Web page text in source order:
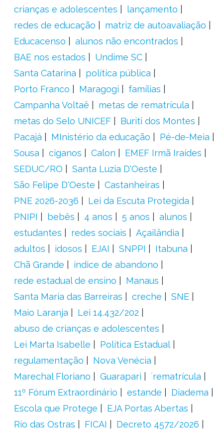
crianças e adolescentes
lançamento
redes de educação
matriz de autoavaliação
Educacenso
alunos não encontrados
BAE nos estados
Undime SC
Santa Catarina
política pública
Porto Franco
Maragogi
famílias
Campanha Voltaê
metas de rematrícula
metas do Selo UNICEF
Buriti dos Montes
Pacajá
MInistério da educação
Pé-de-Meia
Sousa
ciganos Calon
EMEF Irmã Iraídes
SEDUC/RO
Santa Luzia D'Oeste
São Felipe D'Oeste
Castanheiras
PNE 2026-2036
Lei da Escuta Protegida
PNIPI
bebês 4 anos 5 anos
alunos
estudantes
redes sociais
Açailândia
adultos
idosos EJAI SNPPI
Itabuna
Chã Grande
índice de abandono
rede estadual de ensino
Manaus
Santa Maria das Barreiras
creche
SNE
Maio Laranja
Lei 14.432/202
abuso de crianças e adolescentes
Lei Marta Isabelle
Política Estadual
regulamentação
Nova Venécia
Marechal Floriano
Guarapari
´rematrícula
11º Fórum Extraordinário
estande
Diadema
Escola que Protege
EJA Portas Abertas
Rio das Ostras
FICAI
Decreto 4572/2026